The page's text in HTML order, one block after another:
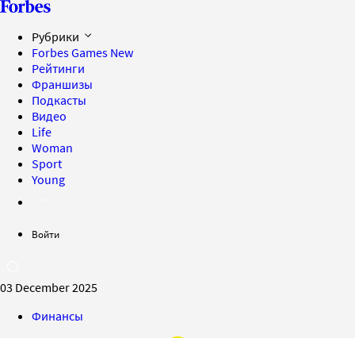
Рубрики
Forbes Games New
Рейтинги
Франшизы
Подкасты
Видео
Life
Woman
Sport
Young
Войти
03 December 2025
Финансы